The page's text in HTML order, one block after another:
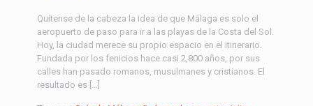
Quítense de la cabeza la idea de que Málaga es solo el
aeropuerto de paso para ir a las playas de la Costa del Sol.
Hoy, la ciudad merece su propio espacio en el itinerario.
Fundada por los fenicios hace casi 2,800 años, por sus
calles han pasado romanos, musulmanes y cristianos. El
resultado es […]